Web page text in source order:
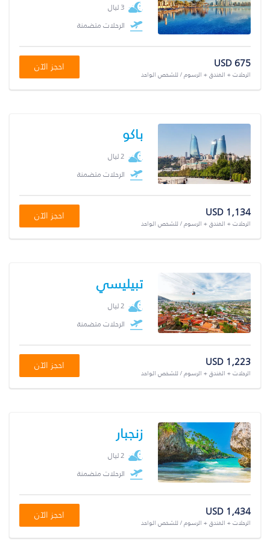
3 ليال
الرحلات متضمنة
USD 675
الرحلات + الفندق + الرسوم / للشخص الواحد
احجز الآن
باكو
2 ليال
الرحلات متضمنة
USD 1,134
الرحلات + الفندق + الرسوم / للشخص الواحد
احجز الآن
تبيليسي
2 ليال
الرحلات متضمنة
USD 1,223
الرحلات + الفندق + الرسوم / للشخص الواحد
احجز الآن
زنجبار
2 ليال
الرحلات متضمنة
USD 1,434
الرحلات + الفندق + الرسوم / للشخص الواحد
احجز الآن